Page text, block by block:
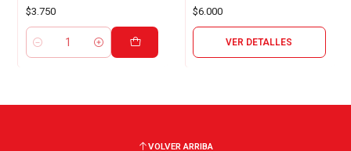
$3.750
Cantidad
$6.000
VER DETALLES
VOLVER ARRIBA